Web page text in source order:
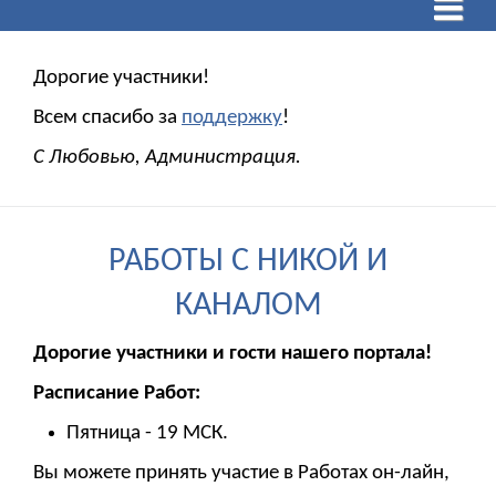
Дорогие участники!
Всем спасибо за поддержку!
С Любовью, Администрация.
РАБОТЫ С НИКОЙ И
КАНАЛОМ
Дорогие участники и гости нашего портала!
Расписание Работ:
Пятница - 19 МСК.
Вы можете принять участие в Работах он-лайн,